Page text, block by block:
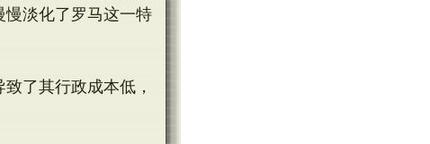
淡化了罗马这一特
了其行政成本低，